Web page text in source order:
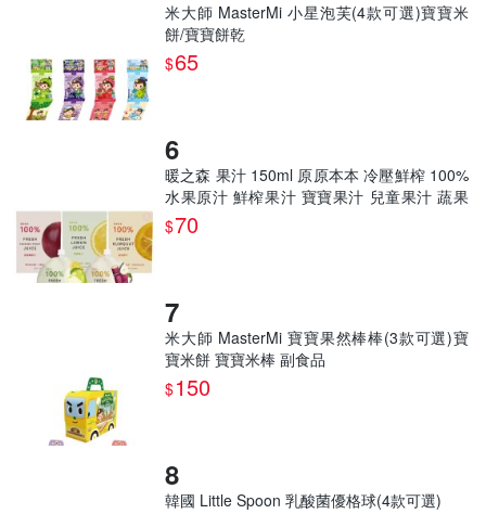
米大師 MasterMi 小星泡芙(4款可選)寶寶米
餅/寶寶餅乾
$65
暖之森 果汁 150ml 原原本本 冷壓鮮榨 100%
水果原汁 鮮榨果汁 寶寶果汁 兒童果汁 蔬果
汁 水果汁
$70
米大師 MasterMi 寶寶果然棒棒(3款可選)寶
寶米餅 寶寶米棒 副食品
$150
韓國 Little Spoon 乳酸菌優格球(4款可選)